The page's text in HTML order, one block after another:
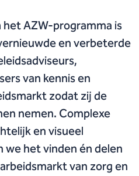
AZW-programma is
en verbeterde
van kennis en
zodat zij de
nemen. Complexe
en visueel
we het vinden én delen
van zorg en